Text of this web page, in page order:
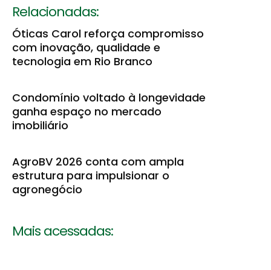
Relacionadas:
Óticas Carol reforça compromisso
com inovação, qualidade e
tecnologia em Rio Branco
Condomínio voltado à longevidade
ganha espaço no mercado
imobiliário
AgroBV 2026 conta com ampla
estrutura para impulsionar o
agronegócio
Mais acessadas: